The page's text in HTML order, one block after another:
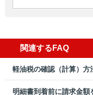
関連するFAQ
軽油税の確認（計算）方
明細書到着前に請求金